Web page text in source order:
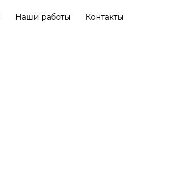
Наши работы Контакты